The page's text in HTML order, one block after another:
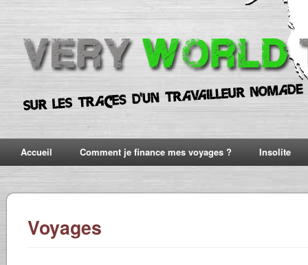
Accueil Comment je finance mes voyages ? Insolite
Voyages